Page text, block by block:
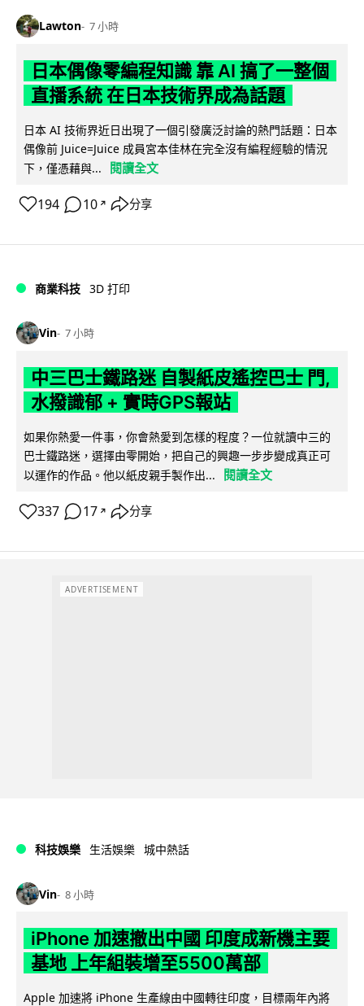
Lawton 7 小時
日本偶像零編程知識 靠 AI 搞了一整個
直播系統 在日本技術界成為話題
日本 AI 技術界近日出現了一個引發廣泛討論的熱門話題：日本
偶像前 Juice=Juice 成員宮本佳林在完全沒有編程經驗的情況
下，僅憑藉與...
閱讀全文
194 10 ↗ 分享
商業科技 3D 打印
Vin 7 小時
中三巴士鐵路迷 自製紙皮遙控巴士 門,
水撥識郁 + 實時GPS報站
如果你熱愛一件事，你會熱愛到怎樣的程度？一位就讀中三的
巴士鐵路迷，選擇由零開始，把自己的興趣一步步變成真正可
以運作的作品。他以紙皮親手製作出...
閱讀全文
337 17 ↗ 分享
ADVERTISEMENT
科技娛樂 生活娛樂 城中熱話
Vin 8 小時
iPhone 加速撤出中國 印度成新機主要
基地 上年組裝增至5500萬部
Apple 加速將 iPhone 生產線由中國轉往印度，目標兩年內將